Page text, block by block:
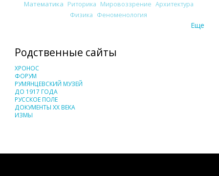
Математика Риторика Мировоззрение Архитектура
Физика Феноменология
Еще
Родственные сайты
ХРОНОС
ФОРУМ
РУМЯНЦЕВСКИЙ МУЗЕЙ
ДО 1917 ГОДА
РУССКОЕ ПОЛЕ
ДОКУМЕНТЫ XX ВЕКА
ИЗМЫ